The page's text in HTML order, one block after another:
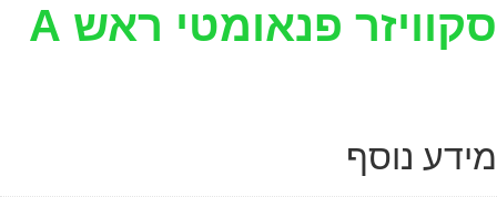
סקוויזר פנאומטי ראש A
מידע נוסף